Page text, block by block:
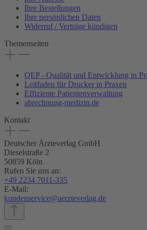
Ihre Bestellungen
Ihre persönlichen Daten
Widerruf / Verträge kündigen
Themenseiten
QEP - Qualität und Entwicklung in
Leitfaden für Drucker in Praxen
Effiziente Patientenverwaltung
abrechnung-medizin.de
Kontakt
Deutscher Ärzteverlag GmbH
Dieselstraße 2
50859 Köln
Rufen Sie uns an:
+49 2234 7011-335
E-Mail:
kundenservice@aerzteverlag.de